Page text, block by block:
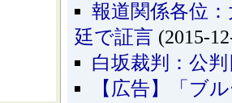
報道関係各位
廷で証言 (2015-
白坂裁判：公
【広告】「ブ